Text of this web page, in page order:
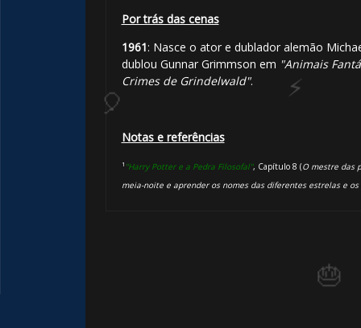
Por trás das cenas
1961: Nasce o ator e dublador alemão
dublou Gunnar Grimmson em "Animais
Crimes de Grindelwald".
Notas e referências
¹ "Harry Potter e a Pedra Filosofal", Capítulo 8 (O mestre das
meia-noite e aprender os nomes das diferentes estrelas e
⚡